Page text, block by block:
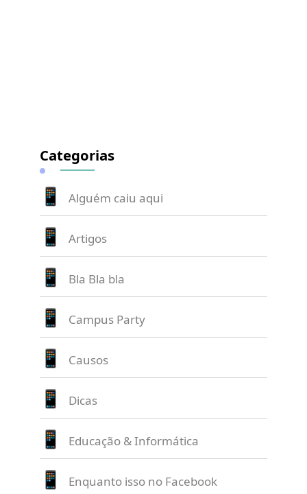
Categorias
Alguém caiu aqui
Artigos
Bla Bla bla
Campus Party
Causos
Dicas
Educação & Informática
Enquanto isso no Facebook